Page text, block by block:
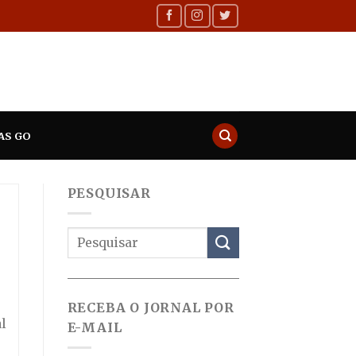
GO
PESQUISAR
RECEBA O JORNAL POR
E-MAIL